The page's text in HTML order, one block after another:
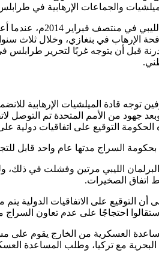
والجماعات الإرهابية في
الإرهاب في بنغازي، وخلال ثلاث
توجه قادة الميلشيات الإرهابية
الليبي مرتين وفشلت في ذلك،
اتفاق الصخيرات.
أن التوقيع على الاتفاقيات
احتجاجًا على عدم تعاون
العسكرية من الخارج يقوم على
البحرية مع تركيا، وطلب المساعدة